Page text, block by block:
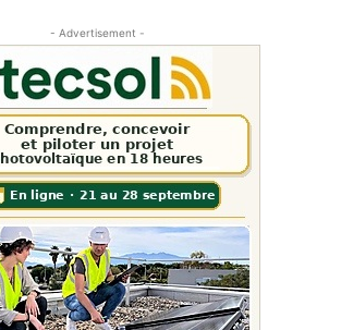
- Advertisement -